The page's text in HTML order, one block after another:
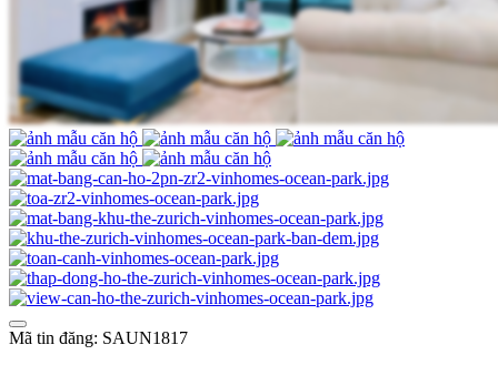
Mã tin đăng: SAUN1817